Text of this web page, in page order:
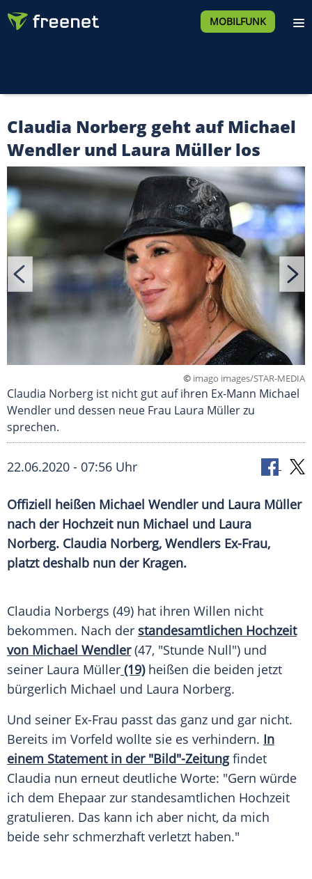
MOBILFUNK
Claudia Norberg geht auf Michael
Wendler und Laura Müller los
© imago images/STAR-MEDIA
Claudia Norberg ist nicht gut auf ihren Ex-Mann Michael
Wendler und dessen neue Frau Laura Müller zu
sprechen.
22.06.2020 - 07:56 Uhr
Offiziell heißen Michael Wendlerund Laura Müller
nach der Hochzeit nun Michael und Laura
Norberg. Claudia Norberg, Wendlers Ex-Frau,
platzt deshalb nun der Kragen.
Claudia Norbergs (49) hat ihren Willen nicht
bekommen. Nach der standesamtlichen Hochzeit
von Michael Wendler(47, "Stunde Null") und
seiner Laura Müller (19)heißen die beiden jetzt
bürgerlich Michael und Laura Norberg.
Und seiner Ex-Frau passt das ganz und gar nicht.
Bereits im Vorfeld wollte sie es verhindern. In
einem Statement in der "Bild"-Zeitungfindet
Claudia nun erneut deutliche Worte: "Gern würde
ich dem Ehepaar zur standesamtlichen Hochzeit
gratulieren. Das kann ich aber nicht, da mich
beide sehr schmerzhaft verletzt haben."